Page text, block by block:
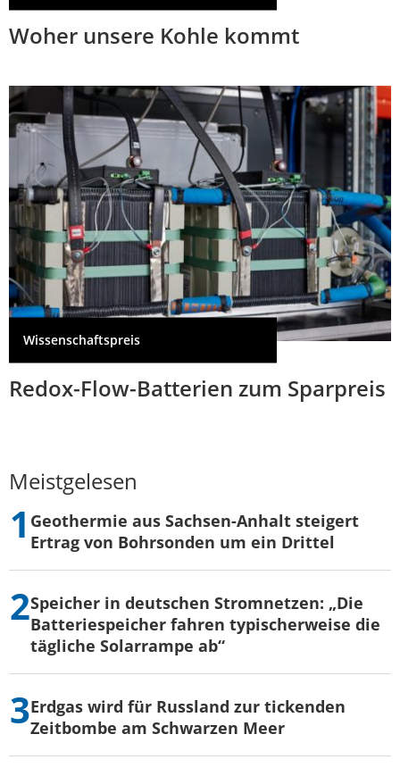
Woher unsere Kohle kommt
Wissenschaftspreis
Redox-Flow-Batterien zum Sparpreis
Meistgelesen
Geothermie aus Sachsen-Anhalt steigert
Ertrag von Bohrsonden um ein Drittel
Speicher in deutschen Stromnetzen: „Die
Batteriespeicher fahren typischerweise die
tägliche Solarrampe ab“
Erdgas wird für Russland zur tickenden
Zeitbombe am Schwarzen Meer